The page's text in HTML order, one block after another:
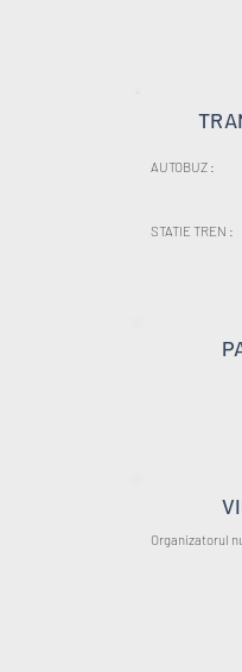
AUTOBUZ :
STATIE TREN :
Organizatorul